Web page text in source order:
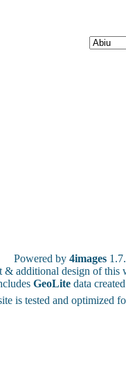
Powered by 4images
& additional design of
GeoLite data
is tested and optimized